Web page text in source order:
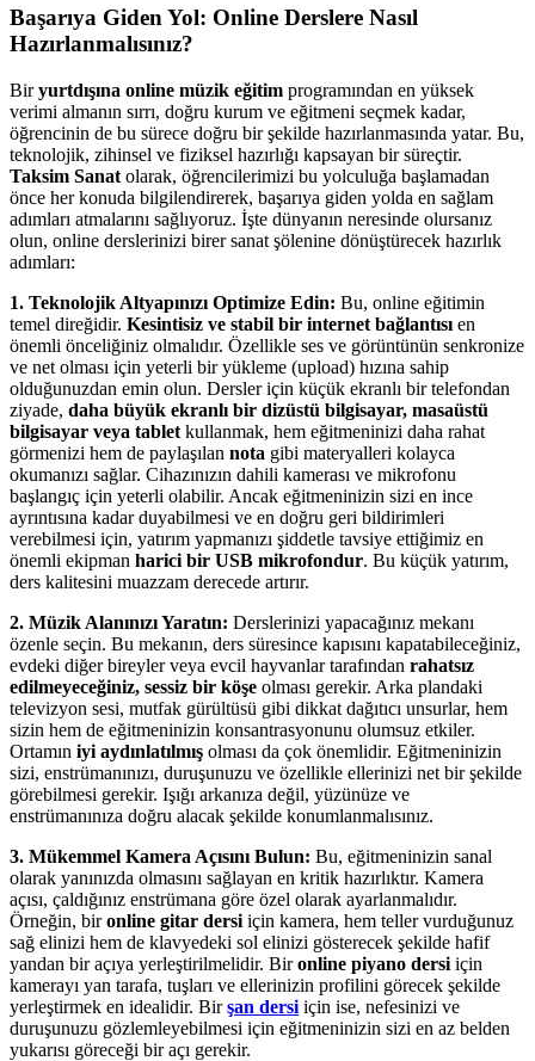
Başarıya Giden Yol: Online Derslere Nasıl
Hazırlanmalısınız?
Biryurtdışına online müzik eğitim programından en yüksek
verimi almanın sırrı, doğru kurum ve eğitmeni seçmek kadar,
öğrencinin de bu sürece doğru bir şekilde hazırlanmasında yatar. Bu,
teknolojik, zihinsel ve fiziksel hazırlığı kapsayan bir süreçtir.
Taksim Sanat olarak, öğrencilerimizi bu yolculuğa başlamadan
önce her konuda bilgilendirerek, başarıya giden yolda en sağlam
adımları atmalarını sağlıyoruz. İşte dünyanın neresinde olursanız
olun, online derslerinizi birer sanat şölenine dönüştürecek hazırlık
adımları:
1. Teknolojik Altyapınızı Optimize Edin: Bu, online eğitimin
temel direğidir. Kesintisiz ve stabil bir internet bağlantısı en
önemli önceliğiniz olmalıdır. Özellikle ses ve görüntünün senkronize
ve net olması için yeterli bir yükleme (upload) hızına sahip
olduğunuzdan emin olun. Dersler için küçük ekranlı bir telefondan
ziyade, daha büyük ekranlı bir dizüstü bilgisayar, masaüstü
bilgisayar veya tablet kullanmak, hem eğitmeninizi daha rahat
görmenizi hem de paylaşılan nota gibi materyalleri kolayca
okumanızı sağlar. Cihazınızın dahili kamerası ve mikrofonu
başlangıç için yeterli olabilir. Ancak eğitmeninizin sizi en ince
ayrıntısına kadar duyabilmesi ve en doğru geri bildirimleri
verebilmesi için, yatırım yapmanızı şiddetle tavsiye ettiğimiz en
önemli ekipman harici bir USB mikrofondur. Bu küçük yatırım,
ders kalitesini muazzam derecede artırır.
2. Müzik Alanınızı Yaratın: Derslerinizi yapacağınız mekanı
özenle seçin. Bu mekanın, ders süresince kapısını kapatabileceğiniz,
evdeki diğer bireyler veya evcil hayvanlar tarafından rahatsız
edilmeyeceğiniz, sessiz bir köşe olması gerekir. Arka plandaki
televizyon sesi, mutfak gürültüsü gibi dikkat dağıtıcı unsurlar, hem
sizin hem de eğitmeninizin konsantrasyonunu olumsuz etkiler.
Ortamın iyi aydınlatılmış olması da çok önemlidir. Eğitmeninizin
sizi, enstrümanınızı, duruşunuzu ve özellikle ellerinizi net bir şekilde
görebilmesi gerekir. Işığı arkanıza değil, yüzünüze ve
enstrümanınıza doğru alacak şekilde konumlanmalısınız.
3. Mükemmel Kamera Açısını Bulun: Bu, eğitmeninizin sanal
olarak yanınızda olmasını sağlayan en kritik hazırlıktır. Kamera
açısı, çaldığınız enstrümana göre özel olarak ayarlanmalıdır.
Örneğin, bironline gitar dersi için kamera, hem teller vurduğunuz
sağ elinizi hem de klavyedeki sol elinizi gösterecek şekilde hafif
yandan bir açıya yerleştirilmelidir. Bironline piyano dersi için
kamerayı yan tarafa, tuşları ve ellerinizin profilini görecek şekilde
yerleştirmek en idealidir. Birşan dersi için ise, nefesinizi ve
duruşunuzu gözlemleyebilmesi için eğitmeninizin sizi en az belden
yukarısı göreceği bir açı gerekir.